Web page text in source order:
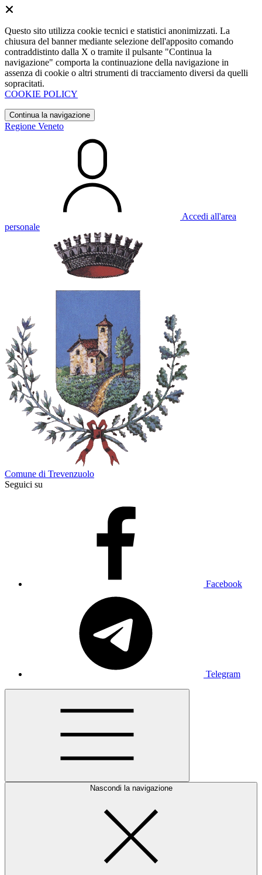
Questo sito utilizza cookie tecnici e statistici anonimizzati. La
chiusura del banner mediante selezione dell'apposito comando
contraddistinto dalla X o tramite il pulsante "Continua la
navigazione" comporta la continuazione della navigazione in
assenza di cookie o altri strumenti di tracciamento diversi da quelli
sopracitati.
COOKIE POLICY
Continua la navigazione
Regione Veneto
Accedi all'area
personale
Comune di Trevenzuolo
Seguici su
Facebook
Telegram
Nascondi la navigazione